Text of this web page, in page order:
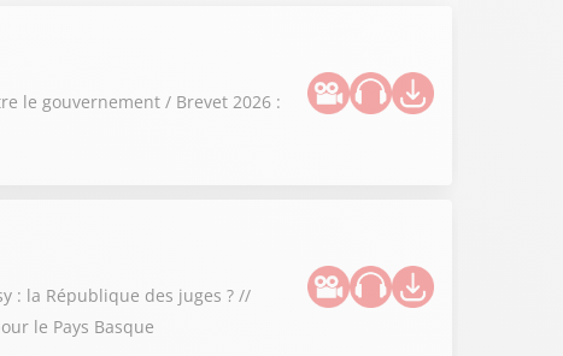
le gouvernement / Brevet 2026 :
: la République des juges ? //
le Pays Basque